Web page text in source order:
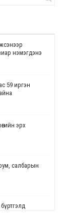
нэмэгдэнэ
59 иргэн
эрх
салбарын